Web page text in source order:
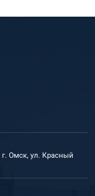
Омск, ул. Красный